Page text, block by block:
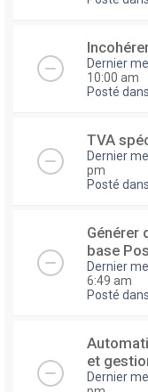
Dernier
10:00 am
Posté dans
TVA
Dernier
pm
Posté dans
Générer
base
Dernier
6:49 am
Posté dans
et
Dernier